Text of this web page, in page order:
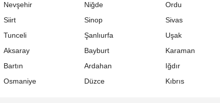
Nevşehir Niğde Ordu
Siirt Sinop Sivas
Tunceli Şanlıurfa Uşak
Aksaray Bayburt Karaman
Bartın Ardahan Iğdır
Osmaniye Düzce Kıbrıs